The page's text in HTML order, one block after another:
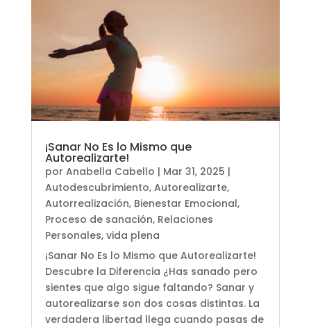
¡Sanar No Es lo Mismo que
Autorealizarte!
por Anabella Cabello | Mar 31, 2025 |
Autodescubrimiento, Autorealizarte,
Autorrealización, Bienestar Emocional,
Proceso de sanación, Relaciones
Personales, vida plena
¡Sanar No Es lo Mismo que Autorealizarte!
Descubre la Diferencia ¿Has sanado pero
sientes que algo sigue faltando? Sanar y
autorealizarse son dos cosas distintas. La
verdadera libertad llega cuando pasas de